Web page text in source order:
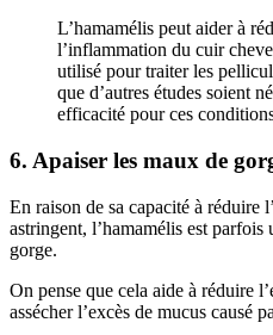
L’hamamélis peut aider à
l’inflammation du cuir
utilisé pour traiter les
que d’autres études soient
efficacité pour ces
6. Apaiser les maux de
En raison de sa capacité à réduire
astringent, l’hamamélis est
gorge.
On pense que cela aide à réduire
assécher l’excès de mucus causé